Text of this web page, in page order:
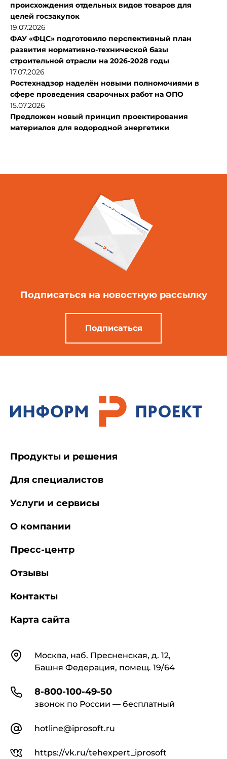
происхождения отдельных видов товаров для
целей госзакупок
19.07.2026
ФАУ «ФЦС» подготовило перспективный план
развития нормативно-технической базы
строительной отрасли на 2026-2028 годы
17.07.2026
Ростехнадзор наделён новыми полномочиями в
сфере проведения сварочных работ на ОПО
15.07.2026
Предложен новый принцип проектирования
материалов для водородной энергетики
Подписаться на новостную рассылку
Подписаться
КонтактыМосква, наб. Пресненская, д. 12,
Башня Федерация, помещ. 19/64
8-800-100-49-50
звонок по России — бесплатный
hotline@iprosoft.ru
https://vk.ru/tehexpert_iprosoft
Продукты и решения
Для специалистов
Услуги и сервисы
О компании
Пресс-центр
Отзывы
Контакты
Карта сайта